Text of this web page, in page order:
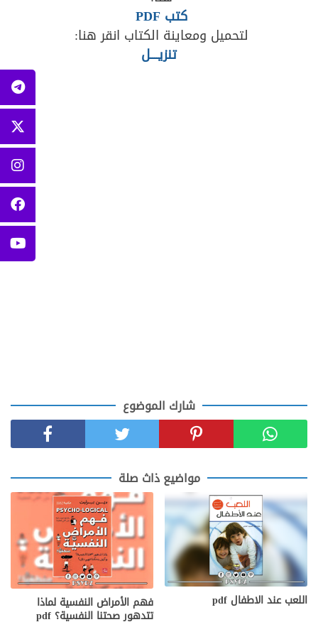
كتب PDF
لتحميل ومعاينة الكتاب انقر هنا:
تنزيــــل
شارك الموضوع
مواضيع ذاث صلة
اللعب عند الاطفال pdf فهم الأمراض النفسية لماذا
تتدهور صحتنا النفسية؟ pdf